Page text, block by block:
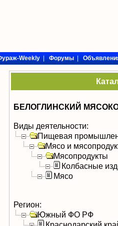
Weekly|Форумы|
БЕЛОГЛИНСКИЙ
Виды деятельности:
Пищевая
Мясо и
Мясопродукты
Колбасные
Мясо
Регион:
Южный ФО РФ